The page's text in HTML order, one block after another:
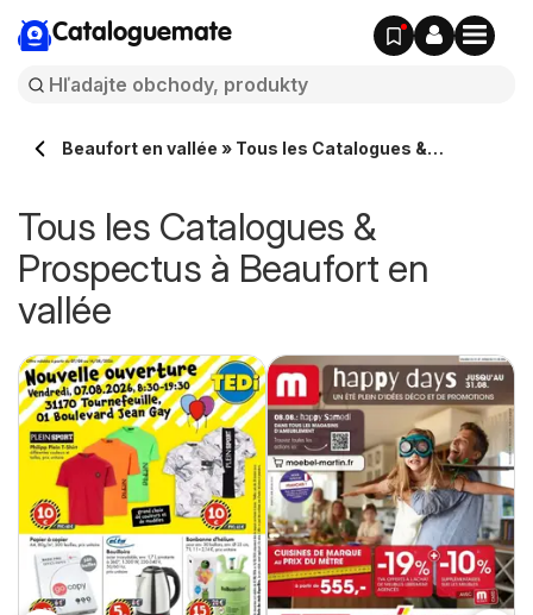
Cataloguemate
Beaufort en vallée » Tous les Catalogues &
Tous les Catalogues &
Prospectus à Beaufort en
vallée